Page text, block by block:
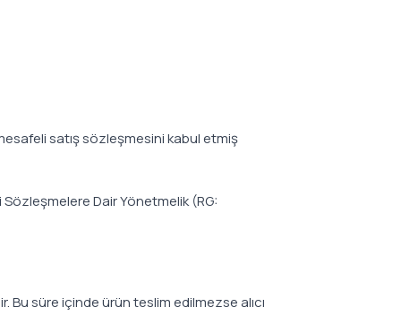
satış sözleşmesini kabul etmiş
Sözleşmelere Dair Yönetmelik (RG:
Bu süre içinde ürün teslim edilmezse alıcı